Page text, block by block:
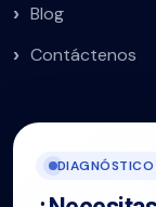
Blog
Contáctenos